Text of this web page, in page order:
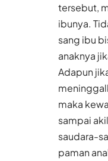
tersebut,
ibunya.
sang ibu
anaknya
Adapun
maka
sampai
saudara-
paman